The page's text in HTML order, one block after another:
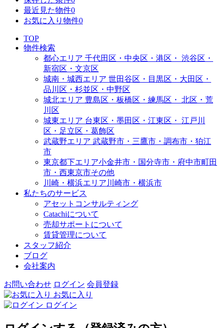
最近見た物件0
お気に入り物件0
TOP
物件検索
都心エリア 千代田区・中央区・港区・ 渋谷区・
新宿区・文京区
城南・城西エリア 世田谷区・目黒区・大田区・
品川区・杉並区・中野区
城北エリア 豊島区・板橋区・練馬区・ 北区・荒
川区
城東エリア 台東区・墨田区・江東区・ 江戸川
区・足立区・葛飾区
武蔵野エリア 武蔵野市・三鷹市・調布市・ 狛江
市
東京都下エリア小金井市・国分寺市・府中市町田
市・西東京市その他
川崎・横浜エリア 川崎市・横浜市
私たちのサービス
アセットコンサルティング
Catachiについて
売却サポートについて
賃貸管理について
スタッフ紹介
ブログ
会社案内
お問い合わせ ログイン 会員登録
お気に入り
ログイン